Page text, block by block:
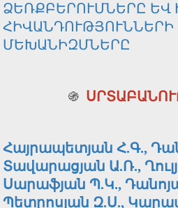
ՁԵՌՔԲԵՐՈՒՄՆԵՐԸ ԵՎ
ՄԵԽԱՆԻԶՄՆԵՐԸ
֍
Հայրապետյան Հ.Գ.,
Տավարացյան Ա.Ռ.,
Սարաֆյան Պ.Կ.,
Պետրոսյան Զ.Ս.,